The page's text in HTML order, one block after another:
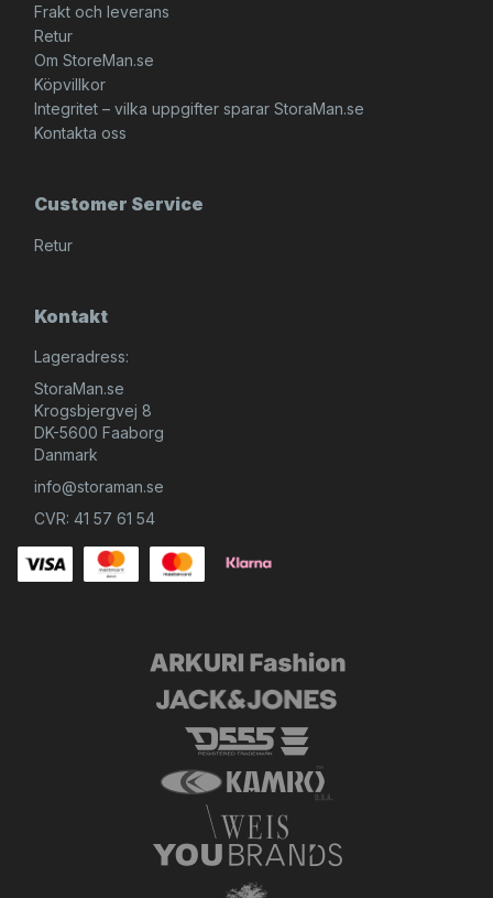
Frakt och leverans
Retur
Om StoreMan.se
Köpvillkor
Integritet – vilka uppgifter sparar StoraMan.se
Kontakta oss
Customer Service
Retur
Kontakt
Lageradress:
StoraMan.se
Krogsbjergvej 8
DK-5600 Faaborg
Danmark
info@storaman.se
CVR: 41 57 61 54